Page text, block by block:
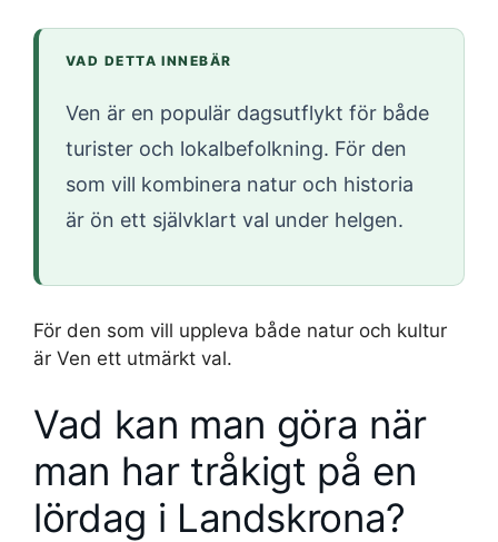
VAD DETTA INNEBÄR
Ven är en populär dagsutflykt för både
turister och lokalbefolkning. För den
som vill kombinera natur och historia
är ön ett självklart val under helgen.
För den som vill uppleva både natur och kultur
är Ven ett utmärkt val.
Vad kan man göra när
man har tråkigt på en
lördag i Landskrona?